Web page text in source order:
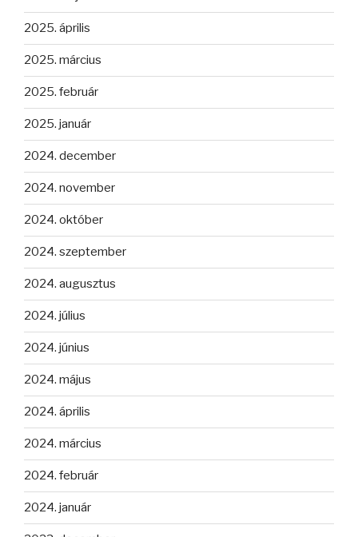
2025. április
2025. március
2025. február
2025. január
2024. december
2024. november
2024. október
2024. szeptember
2024. augusztus
2024. július
2024. június
2024. május
2024. április
2024. március
2024. február
2024. január